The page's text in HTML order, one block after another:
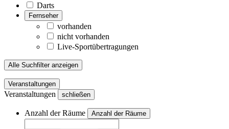
Darts
Fernseher
vorhanden
nicht vorhanden
Live-Sportübertragungen
Alle Suchfilter anzeigen
Veranstaltungen
Veranstaltungen schließen
Anzahl der Räume Anzahl der Räume